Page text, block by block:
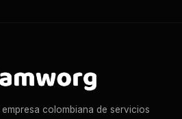
colombiana de servicios